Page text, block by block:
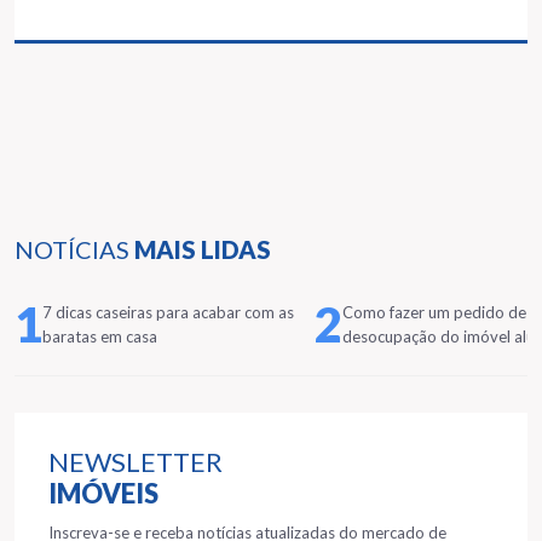
NOTÍCIAS MAIS LIDAS
17 dicas caseiras para acabar com as
baratas em casa
2Como fazer um pedido de
desocupação do imóvel
NEWSLETTER
IMÓVEIS
Inscreva-se e receba notícias atualizadas do mercado de